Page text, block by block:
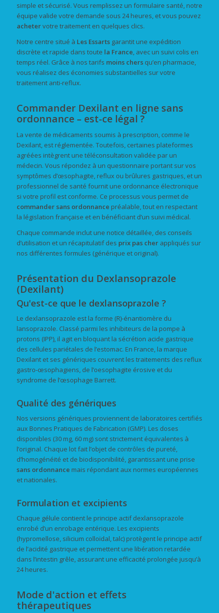
simple et sécurisé. Vous remplissez un formulaire santé, notre
équipe valide votre demande sous 24 heures, et vous pouvez
achetervotre traitement en quelques clics.
Notre centre situé à Les Essartsgarantit une expédition
discrète et rapide dans toute la France, avec un suivi colis en
temps réel. Grâce à nos tarifs moins chersqu’en pharmacie,
vous réalisez des économies substantielles sur votre
traitement anti-reflux.
Commander Dexilant en ligne sans
ordonnance – est-ce légal ?
La vente de médicaments soumis à prescription, comme le
Dexilant, est réglementée. Toutefois, certaines plateformes
agréées intègrent une téléconsultation validée par un
médecin. Vous répondez à un questionnaire portant sur vos
symptômes d’œsophagite, reflux ou brûlures gastriques, et un
professionnel de santé fournit une ordonnance électronique
si votre profil est conforme. Ce processus vous permet de
commandersans ordonnance préalable, tout en respectant
la législation française et en bénéficiant d’un suivi médical.
Chaque commande inclut une notice détaillée, des conseils
d’utilisation et un récapitulatif des prix pas cherappliqués sur
nos différentes formules (générique et original).
Présentation du Dexlansoprazole
(Dexilant)
Qu'est-ce que le dexlansoprazole ?
Le dexlansoprazole est la forme (R)-énantiomère du
lansoprazole. Classé parmi les inhibiteurs de la pompe à
protons (IPP), il agit en bloquant la sécrétion acide gastrique
des cellules pariétales de l’estomac. En France, la marque
Dexilant et ses génériques couvrent les traitements des reflux
gastro-œsophagiens, de l’oesophagite érosive et du
syndrome de l’œsophage Barrett.
Qualité des génériques
Nos versions génériques proviennent de laboratoires certifiés
aux Bonnes Pratiques de Fabrication (GMP). Les doses
disponibles (30 mg, 60 mg) sont strictement équivalentes à
l’original. Chaque lot fait l’objet de contrôles de pureté,
d’homogénéité et de biodisponibilité, garantissant une prise
sans ordonnance mais répondant aux normes européennes
et nationales.
Formulation et excipients
Chaque gélule contient le principe actif dexlansoprazole
enrobé d’un enrobage entérique. Les excipients
(hypromellose, silicium colloïdal, talc) protègent le principe actif
de l’acidité gastrique et permettent une libération retardée
dans l’intestin grêle, assurant une efficacité prolongée jusqu’à
24 heures.
Mode d'action et effets
thérapeutiques